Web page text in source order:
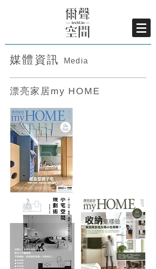
媒體資訊 Media
​漂亮家居my HOME